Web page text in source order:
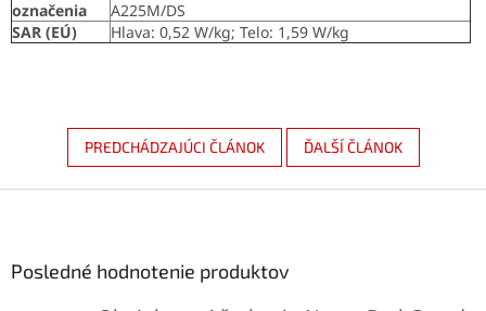
označenia
A225M/DS
SAR (EÚ)
Hlava: 0,52 W/kg; Telo: 1,59 W/kg
PREDCHÁDZAJÚCI ČLÁNOK ĎALŠÍ ČLÁNOK
Posledné hodnotenie produktov